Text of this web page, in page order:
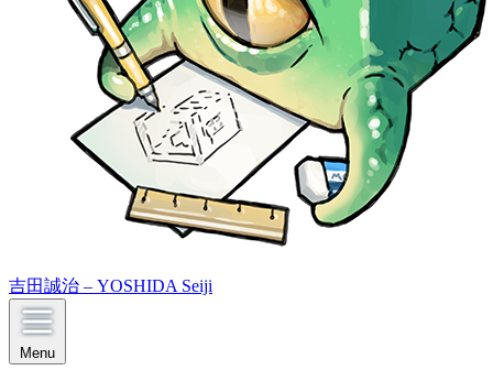
吉田誠治 – YOSHIDA Seiji
Menu